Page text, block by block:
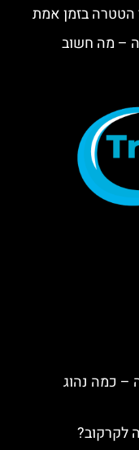
הטטרה בזמן אמת
– מה חשוב
– כמה נהוג
לקרקוב?